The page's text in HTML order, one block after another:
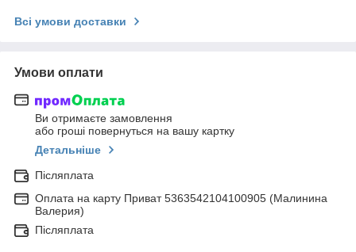
Всі умови доставки
Умови оплати
Ви отримаєте замовлення
або гроші повернуться на вашу картку
Детальніше
Післяплата
Оплата на карту Приват 5363542104100905 (Малинина
Валерия)
Післяплата